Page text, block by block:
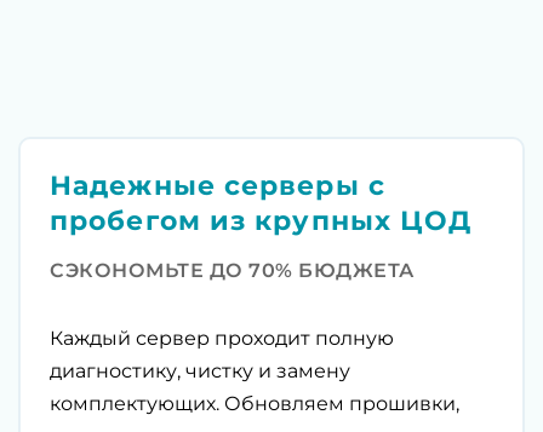
Надежные серверы с
пробегом из крупных ЦОД
СЭКОНОМЬТЕ ДО 70% БЮДЖЕТА
Каждый сервер проходит полную
диагностику, чистку и замену
комплектующих. Обновляем прошивки,